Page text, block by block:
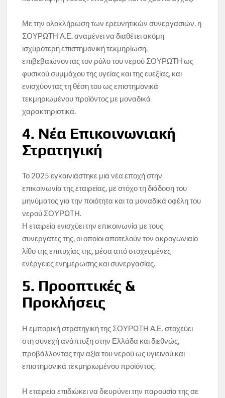
Με την ολοκλήρωση των ερευνητικών συνεργασιών, η
ΣΟΥΡΩΤΗ Α.Ε. αναμένει να διαθέτει ακόμη
ισχυρότερη επιστημονική τεκμηρίωση,
επιβεβαιώνοντας τον ρόλο του νερού ΣΟΥΡΩΤΗ ως
φυσικού συμμάχου της υγείας και της ευεξίας, και
ενισχύοντας τη θέση του ως επιστημονικά
τεκμηριωμένου προϊόντος με μοναδικά
χαρακτηριστικά.
4. Νέα Επικοινωνιακή
Στρατηγική
Το 2025 εγκαινιάστηκε μια νέα εποχή στην
επικοινωνία της εταιρείας, με στόχο τη διάδοση του
μηνύματος για την ποιότητα και τα μοναδικά οφέλη του
νερού ΣΟΥΡΩΤΗ.
Η εταιρεία ενισχύει την επικοινωνία με τους
συνεργάτες της, οι οποίοι αποτελούν τον ακρογωνιαίο
λίθο της επιτυχίας της, μέσα από στοχευμένες
ενέργειες ενημέρωσης και συνεργασίας.
5. Προοπτικές &
Προκλήσεις
Η εμπορική στρατηγική της ΣΟΥΡΩΤΗ Α.Ε. στοχεύει
στη συνεχή ανάπτυξη στην Ελλάδα και διεθνώς,
προβάλλοντας την αξία του νερού ως υγιεινού και
επιστημονικά τεκμηριωμένου προϊόντος.
Η εταιρεία επιδιώκει να διευρύνει την παρουσία της σε